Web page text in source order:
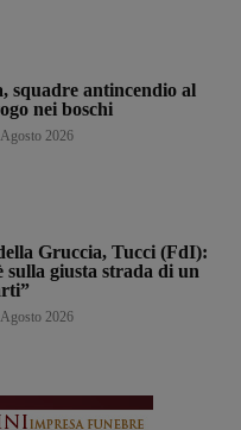
squadre antincendio al
nei boschi
2026
Gruccia, Tucci (FdI):
sulla giusta strada di un
2026